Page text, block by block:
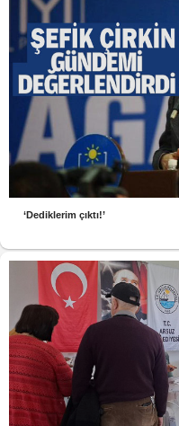
‘Dediklerim çıktı!’